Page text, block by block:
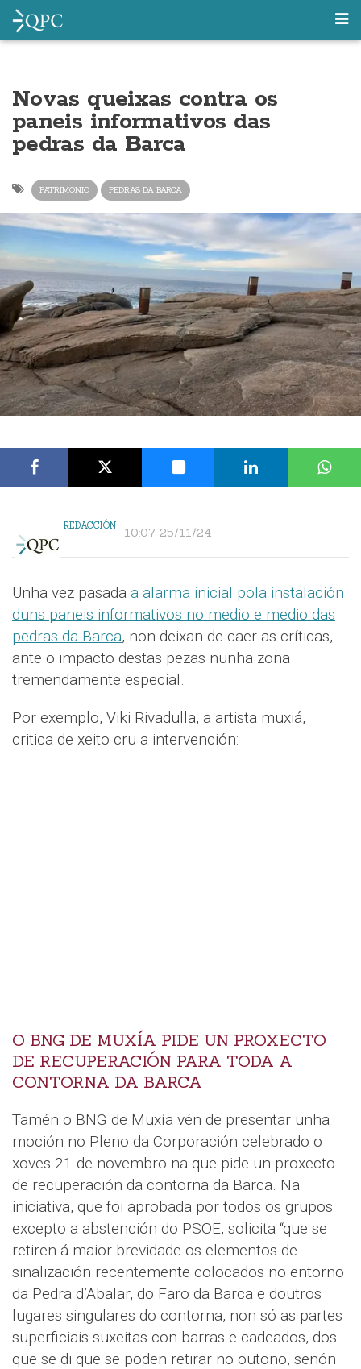
Novas queixas contra os
paneis informativos das
pedras da Barca
PATRIMONIO PEDRAS DA BARCA
REDACCIÓN 10:07 25/11/24
Unha vez pasada a alarma inicial pola instalación
duns paneis informativos no medio e medio das
pedras da Barca, non deixan de caer as críticas,
ante o impacto destas pezas nunha zona
tremendamente especial.
Por exemplo, Viki Rivadulla, a artista muxiá,
critica de xeito cru a intervención:
O BNG DE MUXÍA PIDE UN PROXECTO
DE RECUPERACIÓN PARA TODA A
CONTORNA DA BARCA
Tamén o BNG de Muxía vén de presentar unha
moción no Pleno da Corporación celebrado o
xoves 21 de novembro na que pide un proxecto
de recuperación da contorna da Barca. Na
iniciativa, que foi aprobada por todos os grupos
excepto a abstención do PSOE, solicita “que se
retiren á maior brevidade os elementos de
sinalización recentemente colocados no entorno
da Pedra d’Abalar, do Faro da Barca e doutros
lugares singulares do contorna, non só as partes
superficiais suxeitas con barras e cadeados, dos
que se di que se poden retirar no outono, senón